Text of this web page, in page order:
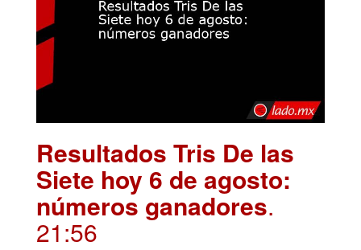
Resultados Tris De las
Siete hoy 6 de agosto:
números ganadores.
21:56